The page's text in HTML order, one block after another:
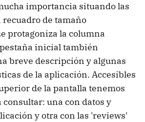
importancia situando las
de tamaño
protagoniza la columna
inicial también
breve descripción y algunas
de la aplicación. Accesibles
de la pantalla tenemos
consultar: una con datos y
y otra con las 'reviews'